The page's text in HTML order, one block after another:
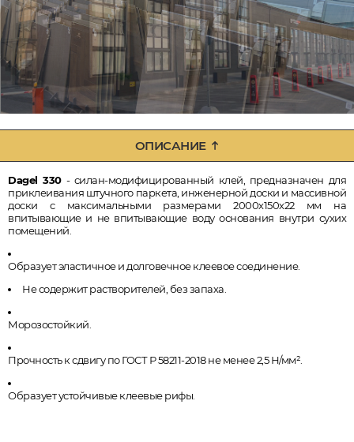
ОПИСАНИЕ
Dagel 330- силан-модифицированный клей, предназначен для
приклеивания штучного паркета, инженерной доски и массивной
доски с максимальными размерами 2000х150х22 мм на
впитывающие и не впитывающие воду основания внутри сухих
помещений.
Образует эластичное и долговечное клеевое соединение.
Не содержит растворителей, без запаха.
Морозостойкий.
Прочность к сдвигу по ГОСТ Р 58211-2018 не менее 2,5 Н/мм².
Образует устойчивые клеевые рифы.